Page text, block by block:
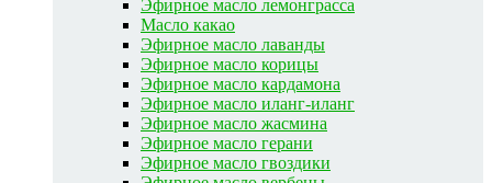
Эфирное масло лемонграсса
Масло какао
Эфирное масло лаванды
Эфирное масло корицы
Эфирное масло кардамона
Эфирное масло иланг-иланг
Эфирное масло жасмина
Эфирное масло герани
Эфирное масло гвоздики